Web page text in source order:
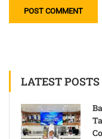
LATEST POSTS